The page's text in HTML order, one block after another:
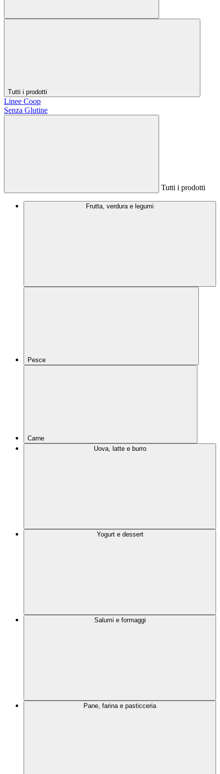
Tutti i prodotti
Linee Coop
Senza Glutine
Tutti i prodotti
Frutta, verdura e legumi
Pesce
Carne
Uova, latte e burro
Yogurt e dessert
Salumi e formaggi
Pane, farina e pasticceria